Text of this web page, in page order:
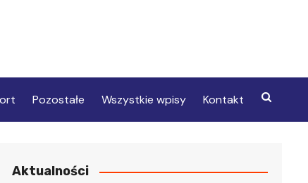
Pozostałe Wszystkie wpisy Kontakt
Aktualności